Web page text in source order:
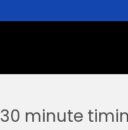
30 minute